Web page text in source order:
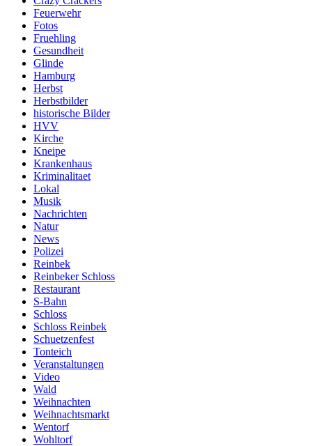
Feuerwehr
Fotos
Fruehling
Gesundheit
Glinde
Hamburg
Herbst
Herbstbilder
historische Bilder
HVV
Kirche
Kneipe
Krankenhaus
Kriminalitaet
Lokal
Musik
Nachrichten
Natur
News
Polizei
Reinbek
Reinbeker Schloss
Restaurant
S-Bahn
Schloss
Schloss Reinbek
Schuetzenfest
Tonteich
Veranstaltungen
Video
Wald
Weihnachten
Weihnachtsmarkt
Wentorf
Wohltorf